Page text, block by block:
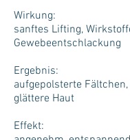
Wirkung:
sanftes Lifting,
Gewebeentschlackung
Ergebnis:
aufgepolsterte
glättere Haut
Effekt: